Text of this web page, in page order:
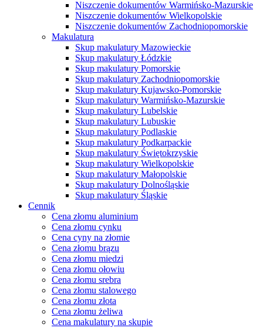
Niszczenie dokumentów Warmińsko-Mazurskie
Niszczenie dokumentów Wielkopolskie
Niszczenie dokumentów Zachodniopomorskie
Makulatura
Skup makulatury Mazowieckie
Skup makulatury Łódzkie
Skup makulatury Pomorskie
Skup makulatury Zachodniopomorskie
Skup makulatury Kujawsko-Pomorskie
Skup makulatury Warmińsko-Mazurskie
Skup makulatury Lubelskie
Skup makulatury Lubuskie
Skup makulatury Podlaskie
Skup makulatury Podkarpackie
Skup makulatury Świętokrzyskie
Skup makulatury Wielkopolskie
Skup makulatury Małopolskie
Skup makulatury Dolnośląskie
Skup makulatury Śląskie
Cennik
Cena złomu aluminium
Cena złomu cynku
Cena cyny na złomie
Cena złomu brązu
Cena złomu miedzi
Cena złomu ołowiu
Cena złomu srebra
Cena złomu stalowego
Cena złomu złota
Cena złomu żeliwa
Cena makulatury na skupie